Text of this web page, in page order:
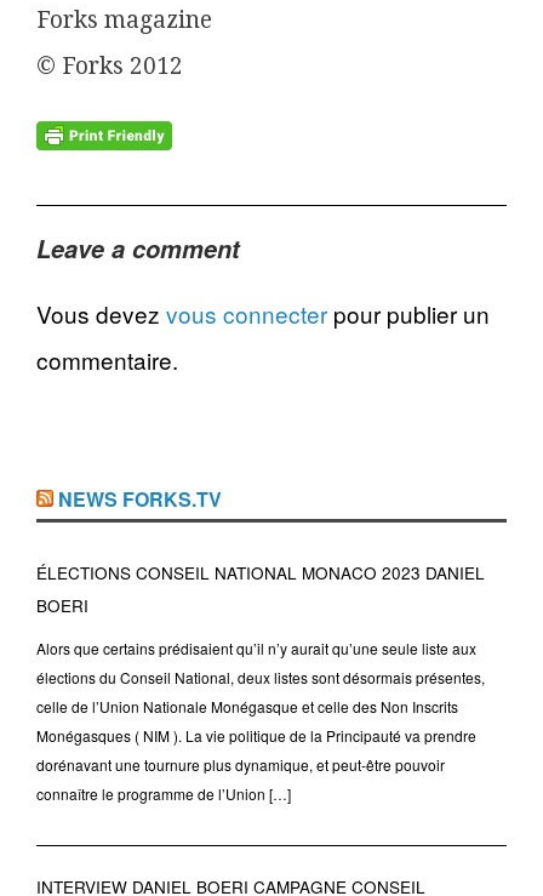
Forks magazine
© Forks 2012
Leave a comment
Vous devez vous connecter pour publier un
commentaire.
NEWS FORKS.TV
ÉLECTIONS CONSEIL NATIONAL MONACO 2023 DANIEL
BOERI
Alors que certains prédisaient qu’il n’y aurait qu’une seule liste aux
élections du Conseil National, deux listes sont désormais présentes,
celle de l’Union Nationale Monégasque et celle des Non Inscrits
Monégasques ( NIM ). La vie politique de la Principauté va prendre
dorénavant une tournure plus dynamique, et peut-être pouvoir
connaître le programme de l’Union […]
INTERVIEW DANIEL BOERI CAMPAGNE CONSEIL